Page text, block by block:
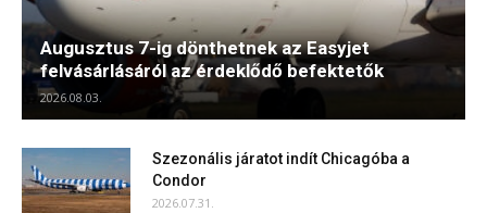
Augusztus 7-ig dönthetnek az Easyjet
felvásárlásáról az érdeklődő befektetők
2026.08.03.
Szezonális járatot indít Chicagóba a
Condor
2026.07.31.